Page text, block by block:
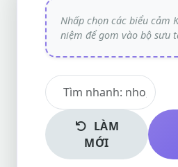
LÀM
MỚI